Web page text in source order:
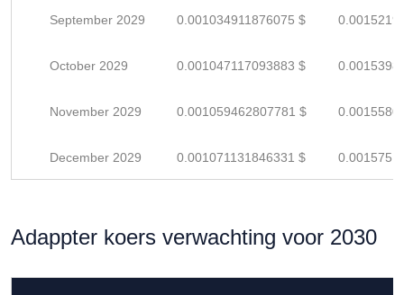
September 2029 0.001034911876075 $
October 2029 0.001047117093883 $
November 2029 0.001059462807781 $
December 2029 0.001071131846331 $
Adappter koers verwachting voor 2030